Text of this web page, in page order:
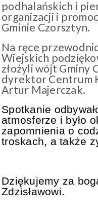
podhalańskich i
organizacji i
Gminie Czorsztyn.
Na ręce
Wiejskich
złożyli wójt Gminy
dyrektor Centrum
Artur Majerczak.
Spotkanie
atmosferze i było
zapomnienia o
troskach, a także
Dziękujemy za
Zdzisławowi.